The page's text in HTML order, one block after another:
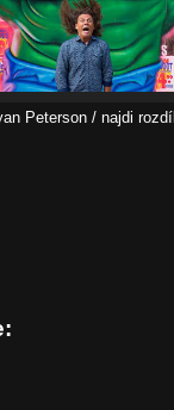
Peterson / najdi rozdíl